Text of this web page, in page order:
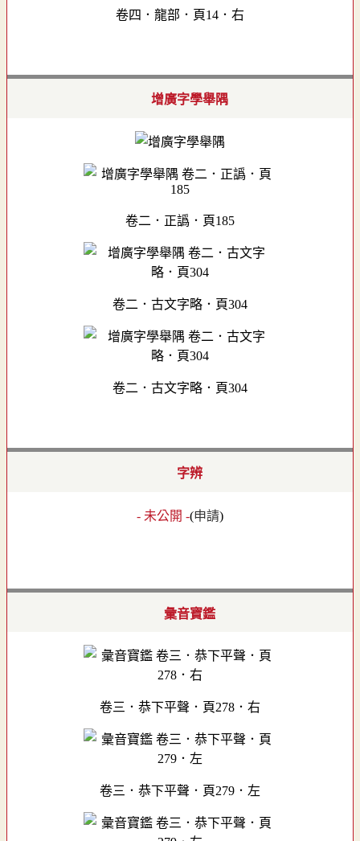
卷四．龍部．頁14．右
增廣字學舉隅
卷二．正譌．頁185
卷二．古文字略．頁304
卷二．古文字略．頁304
字辨
- 未公開 -(申請)
彙音寶鑑
卷三．恭下平聲．頁278．右
卷三．恭下平聲．頁279．左